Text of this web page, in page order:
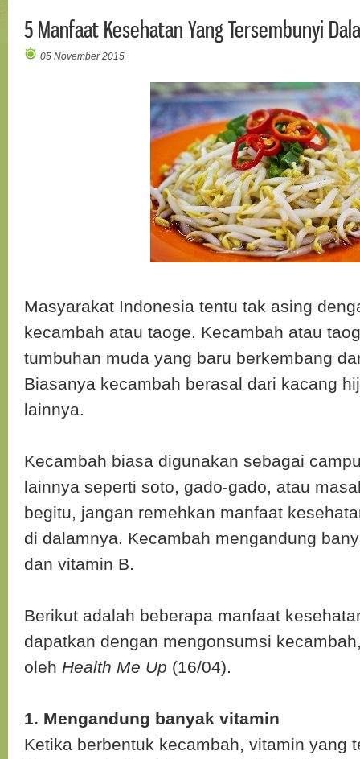
5 Manfaat Kesehatan Yang Tersembunyi
05 November 2015
Masyarakat Indonesia tentu tak asing
kecambah atau taoge. Kecambah atau
tumbuhan muda yang baru berkembang
Biasanya kecambah berasal dari kacang
lainnya.
Kecambah biasa digunakan sebagai
lainnya seperti soto, gado-gado, atau
begitu, jangan remehkan manfaat
di dalamnya. Kecambah mengandung
dan vitamin B.
Berikut adalah beberapa manfaat
dapatkan dengan mengonsumsi
oleh Health Me Up (16/04).
1. Mengandung banyak vitamin
Ketika berbentuk kecambah, vitamin yang